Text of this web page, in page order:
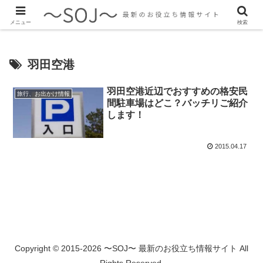
最新のトレンド情報、生活に役立つ情報をご紹介します
羽田空港
旅行、お出かけ情報
羽田空港近辺でおすすめの格安民
間駐車場はどこ？バッチリご紹介
します！
2015.04.17
Copyright © 2015-2026 〜SOJ〜 最新のお役立ち情報サイト All
メニュー 検索